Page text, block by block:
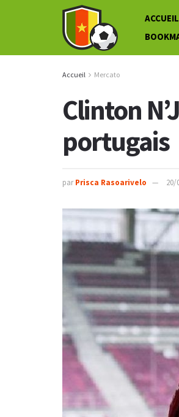
ACCUEIL
Accueil Mercato
Clinton
portugais
par Prisca Rasoarivelo 20/